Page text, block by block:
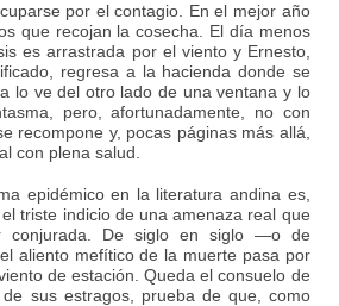
por el contagio. En el mejor año
que recojan la cosecha. El día menos
es arrastrada por el viento y Ernesto,
regresa a la hacienda donde se
lo ve del otro lado de una ventana y lo
pero, afortunadamente, no con
recompone y, pocas páginas más allá,
con plena salud.
epidémico en la literatura andina es,
triste indicio de una amenaza real que
conjurada. De siglo en siglo —o de
aliento mefítico de la muerte pasa por
de estación. Queda el consuelo de
sus estragos, prueba de que, como